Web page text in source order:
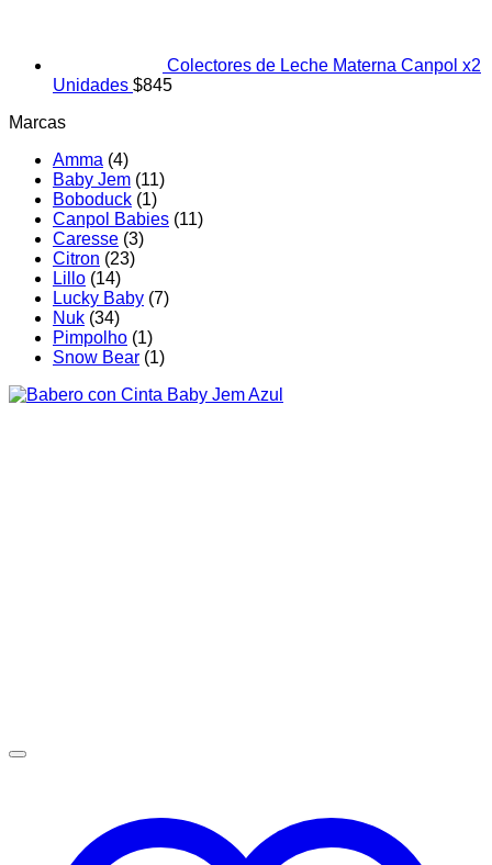
Colectores de Leche Materna Canpol x2
Unidades $845
Marcas
Amma (4)
Baby Jem (11)
Boboduck (1)
Canpol Babies (11)
Caresse (3)
Citron (23)
Lillo (14)
Lucky Baby (7)
Nuk (34)
Pimpolho (1)
Snow Bear (1)